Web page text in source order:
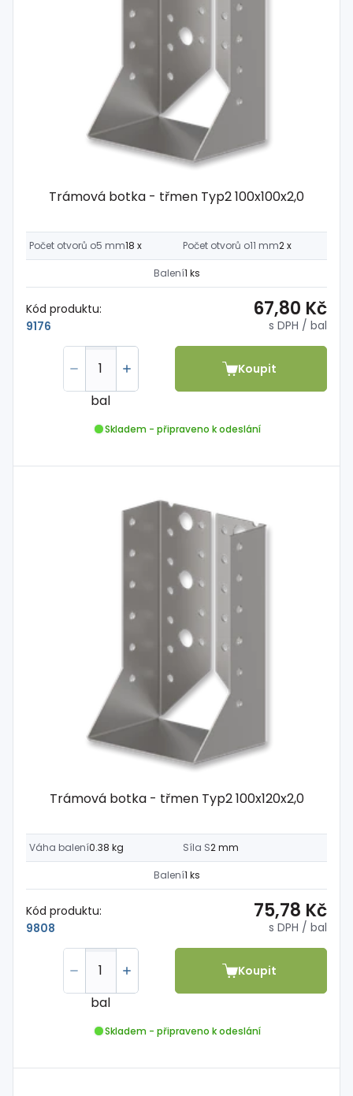
Trámová botka - třmen Typ2 100x100x2,0
Počet otvorů o5 mm18 x Počet otvorů o11 mm2 x
Balení1 ks
Kód produktu:
9176
67,80 Kč
s DPH / bal
bal
Koupit
Skladem - připraveno k odeslání
Trámová botka - třmen Typ2 100x120x2,0
Váha balení0.38 kg Síla S2 mm
Balení1 ks
Kód produktu:
9808
75,78 Kč
s DPH / bal
bal
Koupit
Skladem - připraveno k odeslání